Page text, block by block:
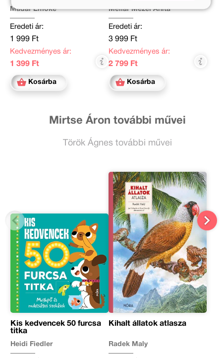
Madar Emőke
Eredeti ár:
1 999 Ft
Kedvezményes ár:
1 399 Ft
Kosárba
Mellár Mezei Anita
Eredeti ár:
3 999 Ft
Kedvezményes ár:
2 799 Ft
Kosárba
Mirtse Áron további művei
Török Ágnes további művei
Kis kedvencek 50 furcsa
titka
Heidi Fiedler
Kihalt állatok atlasza
Radek Maly